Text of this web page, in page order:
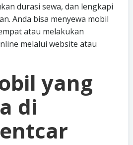
durasi sewa, dan lengkapi
Anda bisa menyewa mobil
atau melakukan
melalui website atau
yang
di